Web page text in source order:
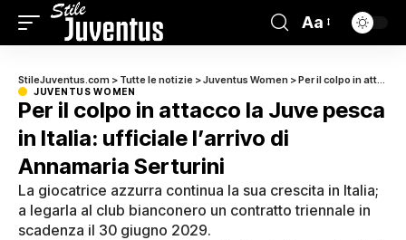
Aa
StileJuventus.com > Tutte le notizie >Juventus Women >Per il colpo in attacco la Juve pesca in Italia: ufficiale l’arrivo di Annamaria Serturini
JUVENTUS WOMEN
Per il colpo in attacco la Juve pesca
in Italia: ufficiale l’arrivo di
Annamaria Serturini
La giocatrice azzurra continua la sua crescita in Italia;
a legarla al club bianconero un contratto triennale in
scadenza il 30 giugno 2029.